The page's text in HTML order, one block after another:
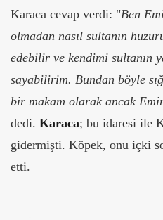
Karaca cevap verdi: "Ben
olmadan nasıl sultanın
edebilir ve kendimi sultanın
sayabilirim. Bundan böyle
bir makam olarak ancak
dedi. Karaca; bu idaresi ile
gidermişti. Köpek, onu içki
etti.